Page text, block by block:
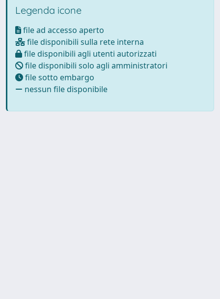
Legenda icone
file ad accesso aperto
file disponibili sulla rete interna
file disponibili agli utenti autorizzati
file disponibili solo agli amministratori
file sotto embargo
nessun file disponibile